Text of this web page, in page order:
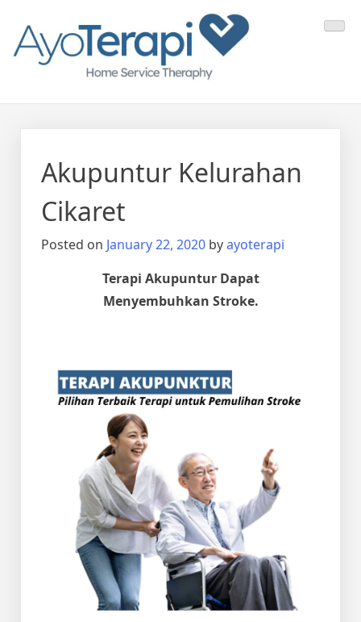
content
Ayo Terapi
Akupuntur Kelurahan
Cikaret
Posted on January 22, 2020 byayoterapi
Terapi Akupuntur Dapat
Menyembuhkan Stroke.